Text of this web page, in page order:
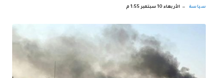
سياسة الأربعاء 10 سبتمبر 1:55 م